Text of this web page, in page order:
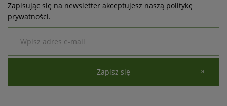
Zapisując się na newsletter akceptujesz naszą politykę
prywatności.
Zapisz się